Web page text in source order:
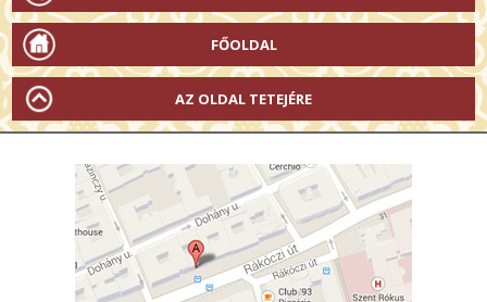
FŐOLDAL
AZ OLDAL TETEJÉRE